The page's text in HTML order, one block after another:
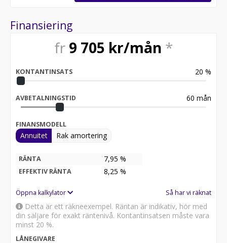
Finansiering
fr 9 705 kr/mån *
KONTANTINSATS 20 %
AVBETALNINGSTID 60 mån
FINANSMODELL
Annuitet Rak amortering
RÄNTA 7,95 %
EFFEKTIV RÄNTA 8,25 %
Öppna kalkylator Så har vi räknat
Detta är ett räkneexempel. Räntan är indikativ, hör med
din säljare för exakt räntenivå. Kontantinsatsen måste vara
minst 20 %.
LÅNEGIVARE